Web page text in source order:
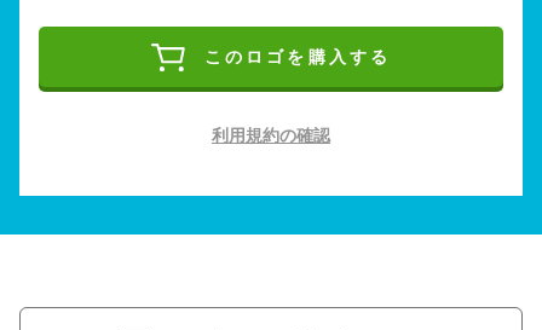
このロゴを購入する
利用規約の確認